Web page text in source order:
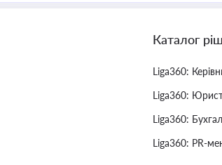
Каталог
Liga360:
Liga360:
Liga360:
Liga360: PR-